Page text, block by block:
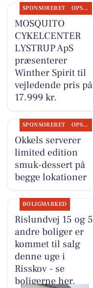
SPONSORERET OPSLAGSTAVLEN
MOSQUITO
CYKELCENTER
LYSTRUP ApS
præsenterer
Winther Spirit til
vejledende pris på
17.999 kr.
SPONSORERET OPSLAGSTAVLEN
Okkels serverer
limited edition
smuk-dessert på
begge lokationer
BOLIGMARKED
Rislundvej 15 og 5
andre boliger er
kommet til salg
denne uge i
Risskov - se
boligerne her.